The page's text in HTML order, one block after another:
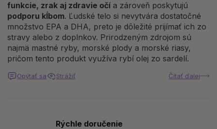
funkcie, zrak aj zdravie očí a zároveň poskytujú
podporu kĺbom. Ľudské telo si nevytvára dostatočné
množstvo EPA a DHA, preto je dôležité prijímať ich zo
stravy alebo z doplnkov. Prirodzeným zdrojom sú
najmä mastné ryby, morské plody a morské riasy,
pričom tento produkt využíva rybí olej zo sardelí.
Čítať ďalej
Opýtať sa Strážiť
Rýchle doručenie